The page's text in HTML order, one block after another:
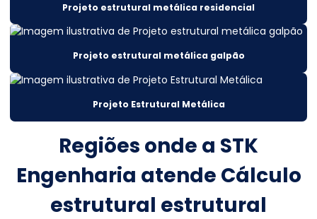
Cálculos estruturais
Cálculos estruturais construção civil
Cálculos estruturais metálicas
Construção De Armazém Atacadista
Construção De Silos Metálicos Em Mato Grosso
Construção de estruturas metálicas
Consultoria Engenharia Estrutural
Projeto estrutural metálica residencial
Projeto estrutural metálica galpão
Projeto Estrutural Metálica
Regiões onde a STK
Engenharia atende Cálculo
estrutural estrutural